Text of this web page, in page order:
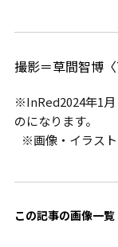
撮影＝草間智博
※InRed2024年1月
のになります。
※画像・イラスト
この記事の画像一覧